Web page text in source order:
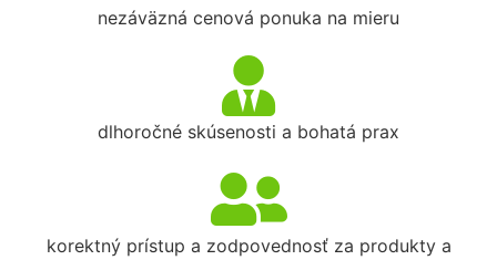
nezáväzná cenová ponuka na mieru
dlhoročné skúsenosti a bohatá prax
korektný prístup a zodpovednosť za produkty a